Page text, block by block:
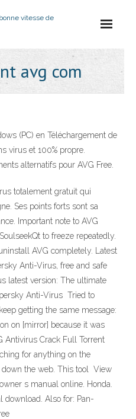
vitesse de
avg com
(PC) en Téléchargement de
virus et 100% propre.
alternatifs pour AVG Free.
totalement gratuit qui
Ses points forts sont sa
Important note to AVG
to freeze repeatedly.
AVG completely. Latest
Anti-Virus, free and safe
latest version: The ultimate
Anti-Virus Tried to
getting the same message:
on [mirror] because it was
Antivirus Crack Full Torrent
for anything on the
the web. This tool View
s manual online. Honda.
download. Also for: Pan-